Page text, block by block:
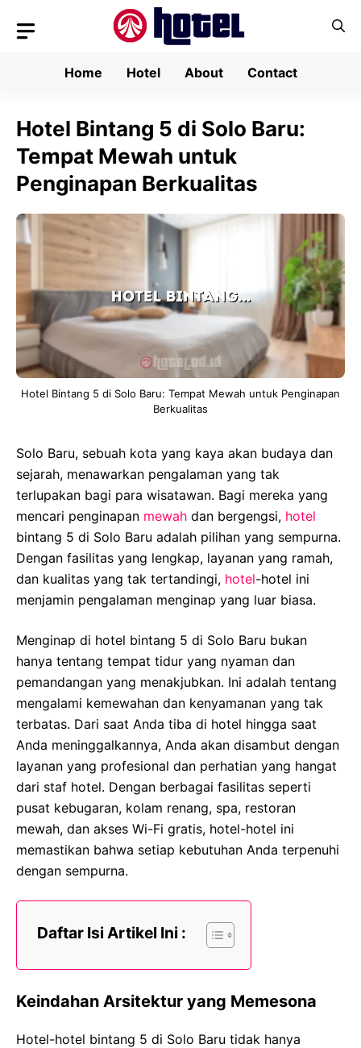
Home
Hotel About Contact
Hotel Bintang 5 di Solo Baru:
Tempat Mewah untuk
Penginapan Berkualitas
Hotel Bintang 5 di Solo Baru: Tempat Mewah untuk Penginapan
Berkualitas
Solo Baru, sebuah kota yang kaya akan budaya dan
sejarah, menawarkan pengalaman yang tak
terlupakan bagi para wisatawan. Bagi mereka yang
mencari penginapan mewah dan bergengsi, hotel
bintang 5 di Solo Baru adalah pilihan yang sempurna.
Dengan fasilitas yang lengkap, layanan yang ramah,
dan kualitas yang tak tertandingi, hotel-hotel ini
menjamin pengalaman menginap yang luar biasa.
Menginap di hotel bintang 5 di Solo Baru bukan
hanya tentang tempat tidur yang nyaman dan
pemandangan yang menakjubkan. Ini adalah tentang
mengalami kemewahan dan kenyamanan yang tak
terbatas. Dari saat Anda tiba di hotel hingga saat
Anda meninggalkannya, Anda akan disambut dengan
layanan yang profesional dan perhatian yang hangat
dari staf hotel. Dengan berbagai fasilitas seperti
pusat kebugaran, kolam renang, spa, restoran
mewah, dan akses Wi-Fi gratis, hotel-hotel ini
memastikan bahwa setiap kebutuhan Anda terpenuhi
dengan sempurna.
Daftar Isi Artikel Ini :
Keindahan Arsitektur yang Memesona
Hotel-hotel bintang 5 di Solo Baru tidak hanya